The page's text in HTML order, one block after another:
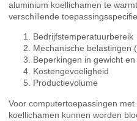
aluminium koellichamen te
verschillende
Bedrijfstemperatuurbereik
Mechanische belastingen
Beperkingen in gewicht
Kostengevoeligheid
Productievolume
Voor computertoepassingen
koellichamen kunnen worden